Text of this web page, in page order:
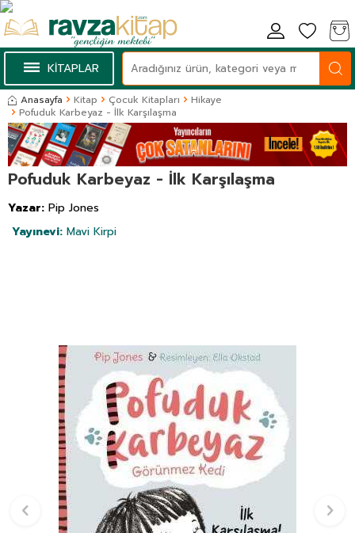
KİTAPLAR
Anasayfa Kitap Çocuk Kitapları
Hikaye
Pofuduk Karbeyaz - İlk Karşılaşma
Pofuduk Karbeyaz - İlk Karşılaşma
Yazar: Pip Jones
Yayınevi: Mavi Kirpi